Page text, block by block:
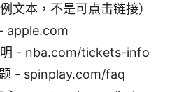
文本，不是可点击链接）
apple.com
明 - nba.com/tickets-info
- spinplay.com/faq